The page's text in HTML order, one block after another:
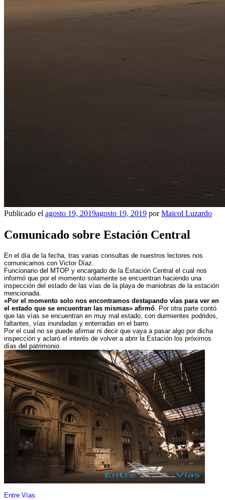
Publicado el agosto 19, 2019agosto 19, 2019 porMaicol Luzardo
Comunicado sobre Estación Central
En el día de la fecha, tras varias consultas de nuestros lectores nos
comunicamos con Victor Díaz.
Funcionario del MTOP y encargado de la Estación Central el cual nos
informó que por el momento solamente se encuentran haciendo una
inspección del estado de las vías de la playa de maniobras de la estación
mencionada.
«Por el momento solo nos encontramos destapando vías para ver en
el estado que se encuentran las mismas» afirmó . Por otra parte contó
que las vías se encuentran en muy mal estado, con durmientes podridos,
faltantes, vías inundadas y enterradas en el barro.
Por el cual no se puede afirmar ni decir que vaya a pasar algo por dicha
inspección y aclaró el interés de volver a abrir la Estación los próximos
días del patrimonio.
Entre Vías